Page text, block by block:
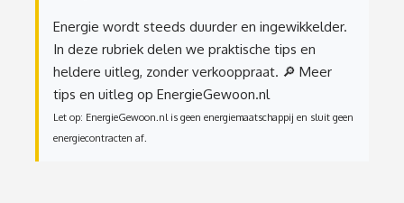
Energie wordt steeds duurder en ingewikkelder.
In deze rubriek delen we praktische tips en
heldere uitleg, zonder verkooppraat. 🔎 Meer
tips en uitleg op EnergieGewoon.nl
Let op: EnergieGewoon.nl is geen energiemaatschappij en sluit geen
energiecontracten af.